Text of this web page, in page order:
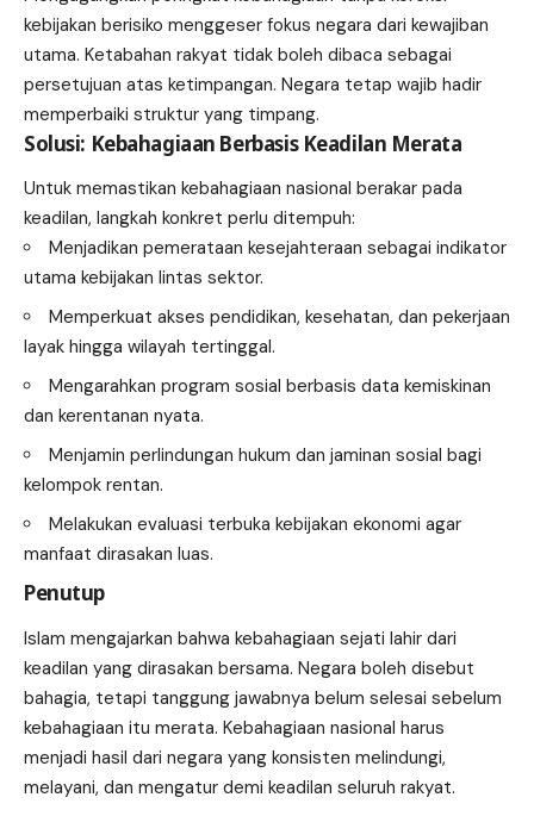
kebijakan berisiko menggeser fokus negara dari kewajiban
utama. Ketabahan rakyat tidak boleh dibaca sebagai
persetujuan atas ketimpangan. Negara tetap wajib hadir
memperbaiki struktur yang timpang.
Solusi: Kebahagiaan Berbasis Keadilan Merata
Untuk memastikan kebahagiaan nasional berakar pada
keadilan, langkah konkret perlu ditempuh:
Menjadikan pemerataan kesejahteraan sebagai indikator
utama kebijakan lintas sektor.
Memperkuat akses pendidikan, kesehatan, dan pekerjaan
layak hingga wilayah tertinggal.
Mengarahkan program sosial berbasis data kemiskinan
dan kerentanan nyata.
Menjamin perlindungan hukum dan jaminan sosial bagi
kelompok rentan.
Melakukan evaluasi terbuka kebijakan ekonomi agar
manfaat dirasakan luas.
Penutup
Islam mengajarkan bahwa kebahagiaan sejati lahir dari
keadilan yang dirasakan bersama. Negara boleh disebut
bahagia, tetapi tanggung jawabnya belum selesai sebelum
kebahagiaan itu merata. Kebahagiaan nasional harus
menjadi hasil dari negara yang konsisten melindungi,
melayani, dan mengatur demi keadilan seluruh rakyat.